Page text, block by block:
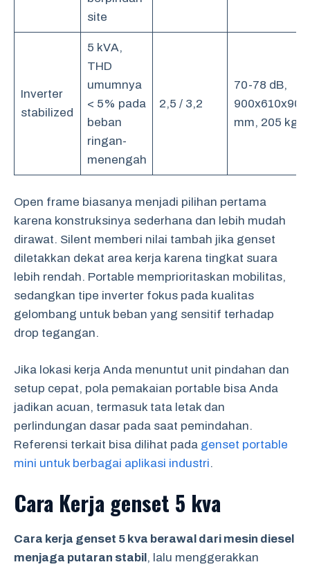
site
Inverter
stabilized
5 kVA,
THD
umumnya
< 5% pada
beban
ringan-
menengah
2,5 / 3,2
70-78 dB,
900x610x900
mm, 205 kg
Open frame biasanya menjadi pilihan pertama
karena konstruksinya sederhana dan lebih mudah
dirawat. Silent memberi nilai tambah jika genset
diletakkan dekat area kerja karena tingkat suara
lebih rendah. Portable memprioritaskan mobilitas,
sedangkan tipe inverter fokus pada kualitas
gelombang untuk beban yang sensitif terhadap
drop tegangan.
Jika lokasi kerja Anda menuntut unit pindahan dan
setup cepat, pola pemakaian portable bisa Anda
jadikan acuan, termasuk tata letak dan
perlindungan dasar pada saat pemindahan.
Referensi terkait bisa dilihat pada genset portable
mini untuk berbagai aplikasi industri.
Cara Kerja genset 5 kva
Cara kerja genset 5 kva berawal dari mesin diesel
menjaga putaran stabil, lalu menggerakkan